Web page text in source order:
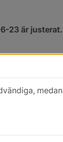
23 är justerat.
medan